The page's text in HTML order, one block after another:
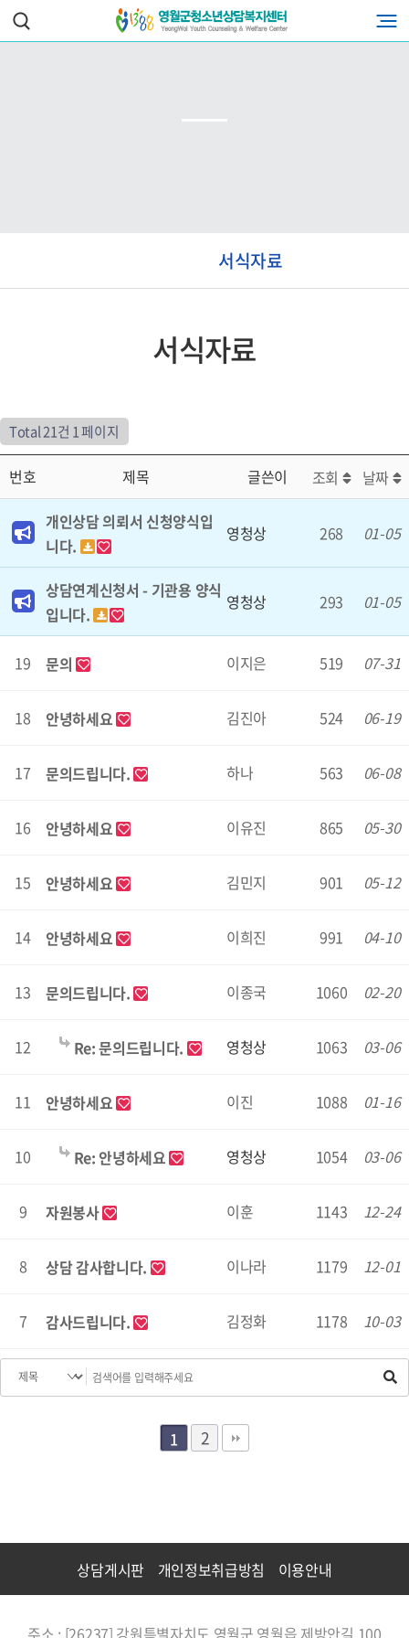
서식자료
서식자료
Total 21건 1 페이지
번호 제목 글쓴이 조회
날짜
개인상담 의뢰서 신청양식입
니다.
영청상 268 01-05
상담연계신청서 - 기관용 양식
입니다.
영청상 293 01-05
19 문의 이지은 519 07-31
18 안녕하세요 김진아 524 06-19
17 문의드립니다. 하나 563 06-08
16 안녕하세요 이유진 865 05-30
15 안녕하세요 김민지 901 05-12
14 안녕하세요 이희진 991 04-10
13 문의드립니다. 이종국 1060 02-20
12 Re: 문의드립니다. 영청상 1063 03-06
11 안녕하세요 이진 1088 01-16
10 Re: 안녕하세요 영청상 1054 03-06
9 자원봉사 이훈 1143 12-24
8 상담 감사합니다. 이나라 1179 12-01
7 감사드립니다. 김정화 1178 10-03
1 2
상담게시판 개인정보취급방침 이용안내
주소 : [26237] 강원특별자치도 영월군 영월읍 제방안길 100